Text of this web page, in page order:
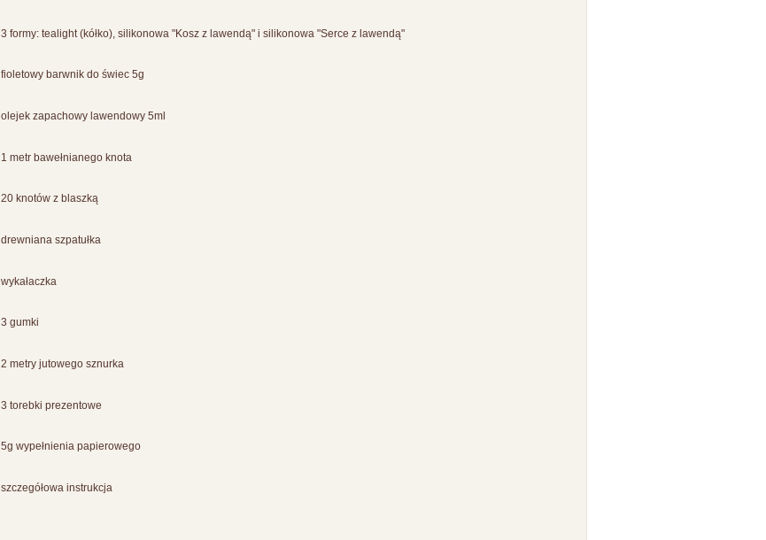
3 formy: tealight (kółko), silikonowa "Kosz z lawendą" i silikonowa "Serce z lawendą"
fioletowy barwnik do świec 5g
olejek zapachowy lawendowy 5ml
1 metr bawełnianego knota
20 knotów z blaszką
drewniana szpatułka
wykałaczka
3 gumki
2 metry jutowego sznurka
3 torebki prezentowe
5g wypełnienia papierowego
szczegółowa instrukcja